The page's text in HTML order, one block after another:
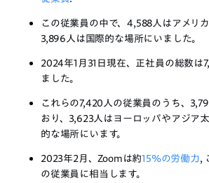
この従業員の中で、4,588人はアメリ
3,896人は国際的な場所にいました。
2024年1月31日現在、正社員の総数は
ました。
これらの7,420人の従業員のうち、
おり、3,623人はヨーロッパやアジア
的な場所にいます。
2023年2月、Zoomは約15%の労働力,
の従業員に相当します。